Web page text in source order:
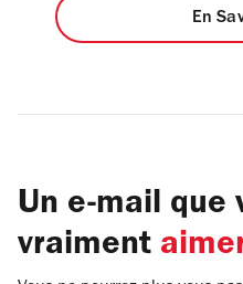
En
Un e-mail que
vraiment